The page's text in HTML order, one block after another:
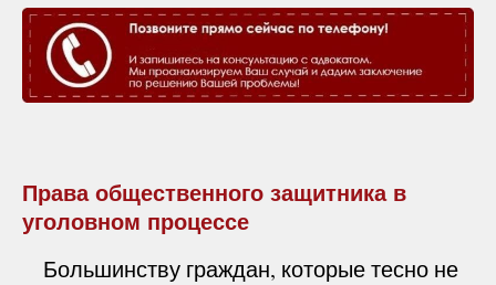
Права общественного защитника в
уголовном процессе
Большинству граждан, которые тесно не